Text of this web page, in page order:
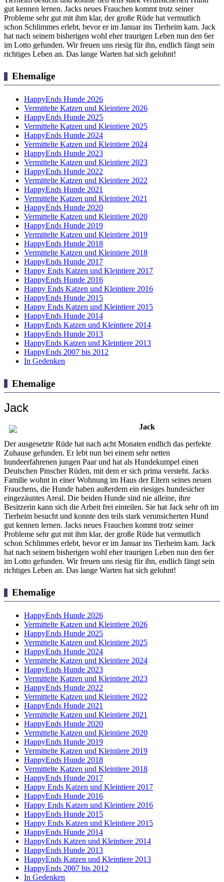
gut kennen lernen. Jacks neues Frauchen kommt trotz seiner
Probleme sehr gut mit ihm klar, der große Rüde hat vermutlich
schon Schlimmes erlebt, bevor er im Januar ins Tierheim kam. Jack
hat nach seinem bisherigen wohl eher traurigen Leben nun den 6er
im Lotto gefunden. Wir freuen uns riesig für ihn, endlich fängt sein
richtiges Leben an. Das lange Warten hat sich gelohnt!
Ehemalige
HappyEnds Hunde 2026
Vermittelte Katzen und Kleintiere 2026
HappyEnds Hunde 2025
Vermittelte Katzen und Kleintiere 2025
HappyEnds Hunde 2024
Vermittelte Katzen und Kleintiere 2024
HappyEnds Hunde 2023
Vermittelte Katzen und Kleintiere 2023
HappyEnds Hunde 2022
Vermittelte Katzen und Kleintiere 2022
HappyEnds Hunde 2021
Vermittelte Katzen und Kleintiere 2021
HappyEnds Hunde 2020
Vermittelte Katzen und Kleintiere 2020
HappyEnds Hunde 2019
Vermittelte Katzen und Kleintiere 2019
HappyEnds Hunde 2018
Vermittelte Katzen und Kleintiere 2018
HappyEnds Hunde 2017
Happy Ends Katzen und Kleintiere 2017
HappyEnds Hunde 2016
Happy Ends Katzen und Kleintiere 2016
HappyEnds Hunde 2015
Happy Ends Katzen und Kleintiere 2015
HappyEnds Hunde 2014
HappyEnds Katzen und Kleintiere 2014
HappyEnds Hunde 2013
HappyEnds Katzen und Kleintiere 2013
HappyEnds 2007 bis 2012
In Gedenken
Ehemalige
Jack
Jack
Der ausgesetzte Rüde hat nach acht Monaten endlich das perfekte
Zuhause gefunden. Er lebt nun bei einem sehr netten
hundeerfahrenen jungen Paar und hat als Hundekumpel einen
Deutschen Pinscher Rüden, mit dem er sich prima versteht. Jacks
Familie wohnt in einer Wohnung im Haus der Eltern seines neuen
Frauchens, die Hunde haben außerdem ein riesiges hundesicher
eingezäuntes Areal. Die beiden Hunde sind nie alleine, ihre
Besitzerin kann sich die Arbeit frei einteilen. Sie hat Jack sehr oft im
Tierheim besucht und konnte den teils stark verunsicherten Hund
gut kennen lernen. Jacks neues Frauchen kommt trotz seiner
Probleme sehr gut mit ihm klar, der große Rüde hat vermutlich
schon Schlimmes erlebt, bevor er im Januar ins Tierheim kam. Jack
hat nach seinem bisherigen wohl eher traurigen Leben nun den 6er
im Lotto gefunden. Wir freuen uns riesig für ihn, endlich fängt sein
richtiges Leben an. Das lange Warten hat sich gelohnt!
Ehemalige
HappyEnds Hunde 2026
Vermittelte Katzen und Kleintiere 2026
HappyEnds Hunde 2025
Vermittelte Katzen und Kleintiere 2025
HappyEnds Hunde 2024
Vermittelte Katzen und Kleintiere 2024
HappyEnds Hunde 2023
Vermittelte Katzen und Kleintiere 2023
HappyEnds Hunde 2022
Vermittelte Katzen und Kleintiere 2022
HappyEnds Hunde 2021
Vermittelte Katzen und Kleintiere 2021
HappyEnds Hunde 2020
Vermittelte Katzen und Kleintiere 2020
HappyEnds Hunde 2019
Vermittelte Katzen und Kleintiere 2019
HappyEnds Hunde 2018
Vermittelte Katzen und Kleintiere 2018
HappyEnds Hunde 2017
Happy Ends Katzen und Kleintiere 2017
HappyEnds Hunde 2016
Happy Ends Katzen und Kleintiere 2016
HappyEnds Hunde 2015
Happy Ends Katzen und Kleintiere 2015
HappyEnds Hunde 2014
HappyEnds Katzen und Kleintiere 2014
HappyEnds Hunde 2013
HappyEnds Katzen und Kleintiere 2013
HappyEnds 2007 bis 2012
In Gedenken